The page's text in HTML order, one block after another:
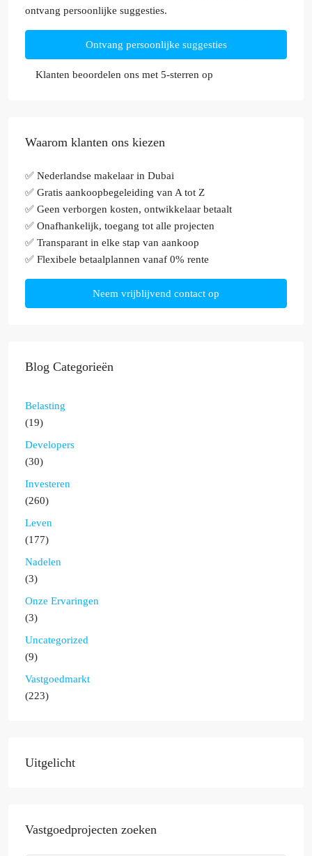
ontvang persoonlijke suggesties.
Ontvang persoonlijke suggesties
Klanten beoordelen ons met 5-sterren op
Waarom klanten ons kiezen
✅ Nederlandse makelaar in Dubai
✅ Gratis aankoopbegeleiding van A tot Z
✅ Geen verborgen kosten, ontwikkelaar betaalt
✅ Onafhankelijk, toegang tot alle projecten
✅ Transparant in elke stap van aankoop
✅ Flexibele betaalplannen vanaf 0% rente
Neem vrijblijvend contact op
Blog Categorieën
Belasting
(19)
Developers
(30)
Investeren
(260)
Leven
(177)
Nadelen
(3)
Onze Ervaringen
(3)
Uncategorized
(9)
Vastgoedmarkt
(223)
Uitgelicht
Vastgoedprojecten zoeken